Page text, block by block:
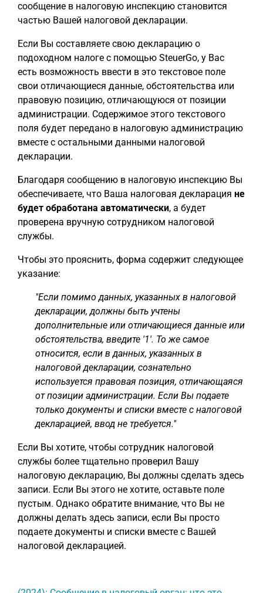
сообщение в налоговую инспекцию становится
частью Вашей налоговой декларации.
Если Вы составляете свою декларацию о
подоходном налоге с помощью SteuerGo, у Вас
есть возможность ввести в это текстовое поле
свои отличающиеся данные, обстоятельства или
правовую позицию, отличающуюся от позиции
администрации. Содержимое этого текстового
поля будет передано в налоговую администрацию
вместе с остальными данными налоговой
декларации.
Благодаря сообщению в налоговую инспекцию Вы
обеспечиваете, что Ваша налоговая декларация не
будет обработана автоматически, а будет
проверена вручную сотрудником налоговой
службы.
Чтобы это прояснить, форма содержит следующее
указание:
"Если помимо данных, указанных в налоговой
декларации, должны быть учтены
дополнительные или отличающиеся данные или
обстоятельства, введите '1'. То же самое
относится, если в данных, указанных в
налоговой декларации, сознательно
используется правовая позиция, отличающаяся
от позиции администрации. Если Вы подаете
только документы и списки вместе с налоговой
декларацией, ввод не требуется."
Если Вы хотите, чтобы сотрудник налоговой
службы более тщательно проверил Вашу
налоговую декларацию, Вы должны сделать здесь
записи. Если Вы этого не хотите, оставьте поле
пустым. Однако обратите внимание, что Вы не
должны делать здесь записи, если Вы просто
подаете документы и списки вместе с Вашей
налоговой декларацией.